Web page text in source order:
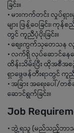
ခြင်း။
• မားကက်တင်း လှုပ်ရှား
များ ဖြန့်ဝေခြင်း၊ ကု
တွင် ကူညီပံ့ပိုးခြင်း။
• စျေးကွက်သုတေသန လု
• လက်ရှိ လုပ်ဆောင်နေ
ထိန်းသိမ်းပြီး ထိုအစီအစ
ရှာဖွေဖန်တီးရာတွင် ကူညီ
• အခြား အရေးပေါ်/
ဆောင်ရွက်ခြင်း။
Job
• ဘွဲ့ရသူ (မည်သည့်ဘာ